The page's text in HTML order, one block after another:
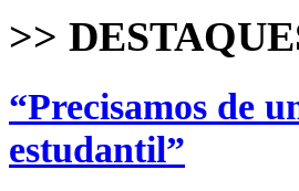
>>
“Precisamos de
estudantil”